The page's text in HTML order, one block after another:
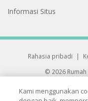
Informasi Situs
Rahasia pribadi |
© 2026
33 Sukhumvit 3,
Kami menggunakan